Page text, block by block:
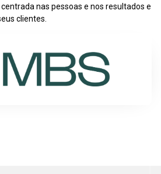
nas pessoas e nos resultados e
clientes.